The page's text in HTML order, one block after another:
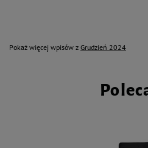
Pokaż więcej wpisów z Grudzień 2024